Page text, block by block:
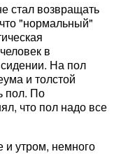
стал возвращать
"нормальный"
в
На пол
и толстой
пол. По
что пол надо все
и утром, немного